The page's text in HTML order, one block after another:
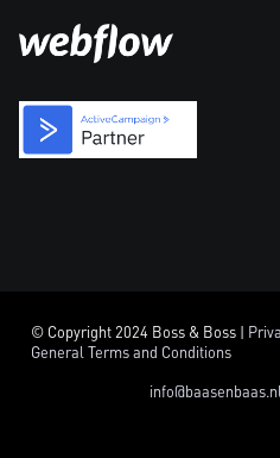
© Copyright 2024 Boss & Boss |
General Terms and Conditions